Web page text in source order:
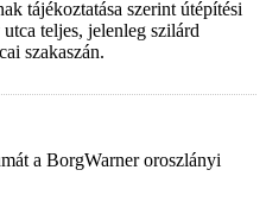
tájékoztatása szerint útépítési
teljes, jelenleg szilárd
szakaszán.
a BorgWarner oroszlányi